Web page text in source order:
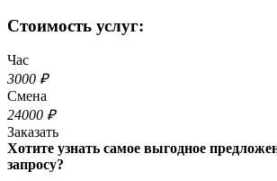
Стоимость услуг:
Час
3000 ₽
Смена
24000 ₽
Заказать
Хотите узнать самое выгодное
запросу?